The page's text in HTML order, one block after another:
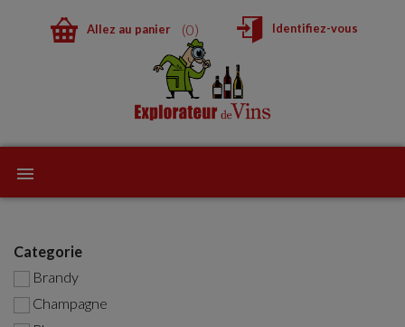
0
Allez au panier Identifiez-vous
Categorie
Brandy
Champagne